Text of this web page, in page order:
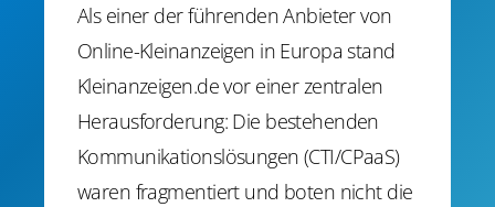
​​Als einer der führenden Anbieter von
Online-Kleinanzeigen in Europa stand
Kleinanzeigen.de vor einer zentralen
Herausforderung: Die bestehenden
Kommunikationslösungen (CTI/CPaaS)
waren fragmentiert und boten nicht die